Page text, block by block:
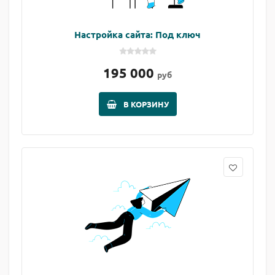
Настройка сайта: Под ключ
195 000 руб
В КОРЗИНУ